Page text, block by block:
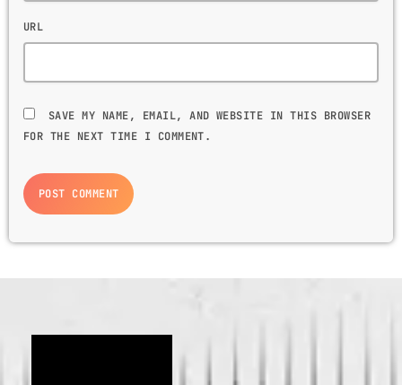
URL
SAVE MY NAME, EMAIL, AND WEBSITE IN THIS BROWSER
FOR THE NEXT TIME I COMMENT.